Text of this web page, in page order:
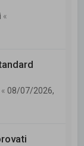
«
« 08/07/2026,